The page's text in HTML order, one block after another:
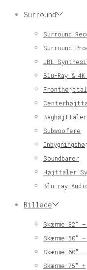
Surround
Surround
Surround
JBL
Blu-Ray &
Subwoofere
Soundbarer
Højttaler
Blu-ray
Billede
Skærme 32″ –
Skærme 50″ –
Skærme 60″ –
Skærme 75″ +